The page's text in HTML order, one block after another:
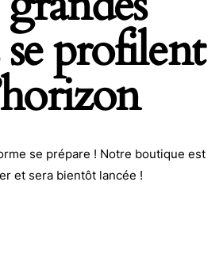
se profilent
se prépare ! Notre boutique est
et sera bientôt lancée !